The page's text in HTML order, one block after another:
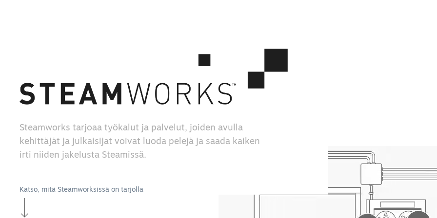
Steamworks tarjoaa työkalut ja palvelut, joiden avulla
kehittäjät ja julkaisijat voivat luoda pelejä ja saada kaiken
irti niiden jakelusta Steamissä.
Katso, mitä Steamworksissä on tarjolla